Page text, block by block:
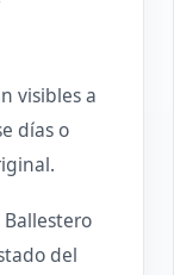
visibles a
días o
del